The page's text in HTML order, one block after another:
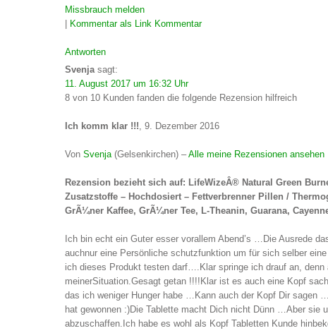
Missbrauch melden
Kommentar als Link Kommentar
Antworten
Svenja sagt:
11. August 2017 um 16:32 Uhr
8 von 10 Kunden fanden die folgende Rezension hilfreich
Ich komm klar !!!, 9. Dezember 2016
Von Svenja(Gelsenkirchen) –Alle meine Rezensionen ansehen
Rezension bezieht sich auf: LifeWizeÂ® Natural Green
Zusatzstoffe – Hochdosiert – Fettverbrenner Pillen /
GrÃ¼ner Kaffee, GrÃ¼ner Tee, L-Theanin, Guarana,
Ich bin echt ein Guter esser vorallem Abend’s …Die Ausrede
auchnur eine Persönliche schutzfunktion um für sich selber
ich dieses Produkt testen darf….Klar springe ich drauf an,
meinerSituation.Gesagt getan !!!!Klar ist es auch eine Kopf
das ich weniger Hunger habe …Kann auch der Kopf Dir sagen
hat gewonnen :)Die Tablette macht Dich nicht Dünn …Aber sie
abzuschaffen.Ich habe es wohl als Kopf Tabletten Kunde